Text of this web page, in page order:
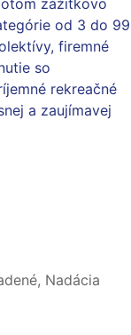
zážitkovo
od 3 do 99
firemné
so
rekreačné
a zaujímavej
Nadácia